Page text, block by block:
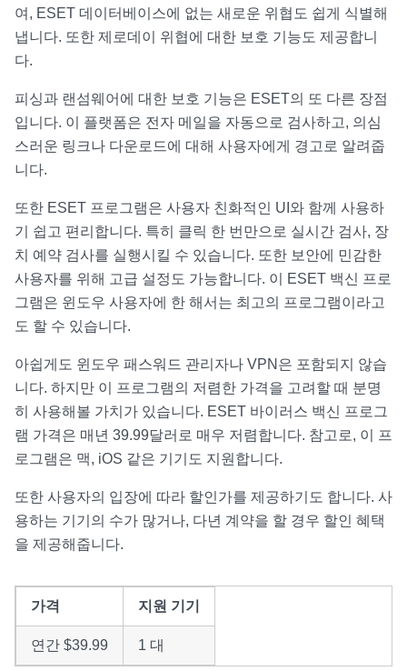
여, ESET 데이터베이스에 없는 새로운 위협도 쉽게 식별해
냅니다. 또한 제로데이 위협에 대한 보호 기능도 제공합니
다.
피싱과 랜섬웨어에 대한 보호 기능은 ESET의 또 다른 장점
입니다. 이 플랫폼은 전자 메일을 자동으로 검사하고, 의심
스러운 링크나 다운로드에 대해 사용자에게 경고로 알려줍
니다.
또한 ESET 프로그램은 사용자 친화적인 UI와 함께 사용하
기 쉽고 편리합니다. 특히 클릭 한 번만으로 실시간 검사, 장
치 예약 검사를 실행시킬 수 있습니다. 또한 보안에 민감한
사용자를 위해 고급 설정도 가능합니다. 이 ESET 백신 프로
그램은 윈도우 사용자에 한 해서는 최고의 프로그램이라고
도 할 수 있습니다.
아쉽게도 윈도우 패스워드 관리자나 VPN은 포함되지 않습
니다. 하지만 이 프로그램의 저렴한 가격을 고려할 때 분명
히 사용해볼 가치가 있습니다. ESET 바이러스 백신 프로그
램 가격은 매년 39.99달러로 매우 저렴합니다. 참고로, 이 프
로그램은 맥, iOS 같은 기기도 지원합니다.
또한 사용자의 입장에 따라 할인가를 제공하기도 합니다. 사
용하는 기기의 수가 많거나, 다년 계약을 할 경우 할인 혜택
을 제공해줍니다.
가격 지원 기기
연간 $39.99 1 대